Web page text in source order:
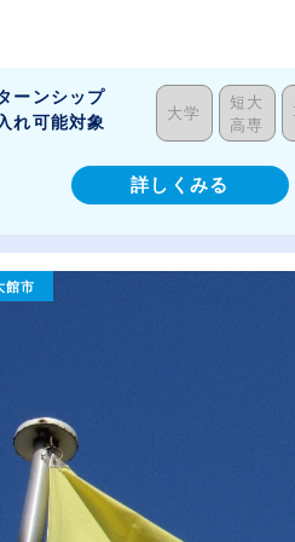
ーンシップ
れ可能対象
大学
短大
高専
詳しくみる
館市